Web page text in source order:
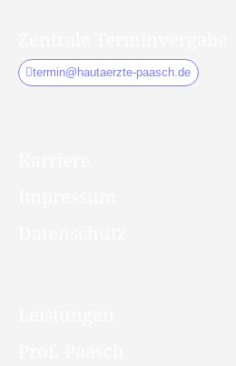
termin@hautaerzte-paasch.de